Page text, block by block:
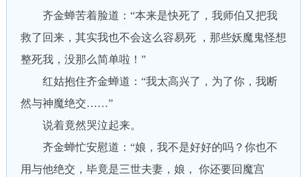
齐金蝉苦着脸道：“本来是快死了，我师伯又把我
救了回来，其实我也不会这么容易死 ，那些妖魔鬼怪想
整死我，没那么简单啦！”
红姑抱住齐金蝉道：“我太高兴了，为了你，我断
然与神魔绝交……”
说着竟然哭泣起来。
齐金蝉忙安慰道：“娘，我不是好好的吗？你也不
用与他绝交，毕竟是三世夫妻，娘， 你还要回魔宫